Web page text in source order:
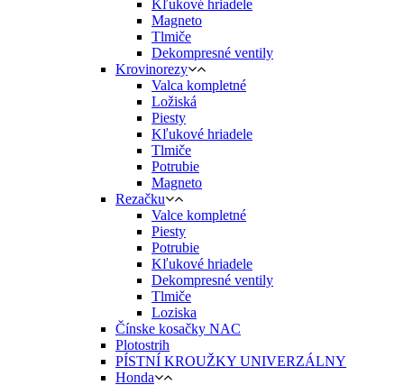
Kľukové hriadele
Magneto
Tlmiče
Dekompresné ventily
Krovinorezy
Valca kompletné
Ložiská
Piesty
Kľukové hriadele
Tlmiče
Potrubie
Magneto
Rezačku
Valce kompletné
Piesty
Potrubie
Kľukové hriadele
Dekompresné ventily
Tlmiče
Loziska
Čínske kosačky NAC
Plotostrih
PÍSTNÍ KROUŽKY UNIVERZÁLNY
Honda